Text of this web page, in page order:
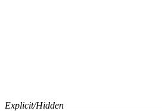
Explicit/Hidden